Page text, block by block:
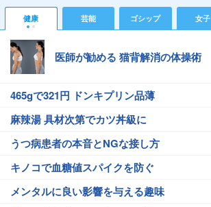
健康 芸能 ゴシップ 女子
医師が勧める 猫背解消の体操術
465gで321円 ドンキプリン品薄
麻辣湯 具材次第でカツ丼級に
うつ病患者の本音とNGな接し方
キノコで血糖値スパイクを防ぐ
メンタルに良い影響を与える趣味